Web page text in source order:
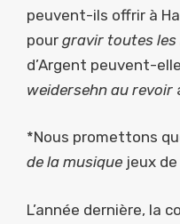
peuvent-ils offrir à
pour gravir toutes
d’Argent peuvent-
weidersehn au revoir
*Nous promettons
de la musique jeux
L’année dernière, la